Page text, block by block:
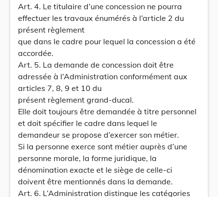
Art. 4. Le titulaire d’une concession ne pourra
effectuer les travaux énumérés à l’article 2 du
présent règlement
que dans le cadre pour lequel la concession a été
accordée.
Art. 5. La demande de concession doit être
adressée à l’Administration conformément aux
articles 7, 8, 9 et 10 du
présent règlement grand-ducal.
Elle doit toujours être demandée à titre personnel
et doit spécifier le cadre dans lequel le
demandeur se propose d’exercer son métier.
Si la personne exerce sont métier auprès d’une
personne morale, la forme juridique, la
dénomination exacte et le siège de celle-ci
doivent être mentionnés dans la demande.
Art. 6. L’Administration distingue les catégories